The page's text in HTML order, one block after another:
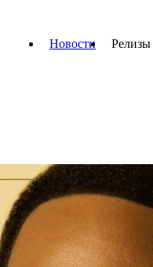
Новости Релизы